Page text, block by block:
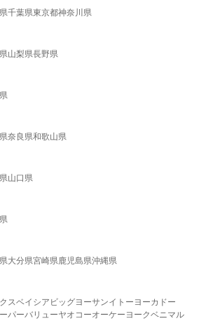
千葉県東京都神奈川県
山梨県長野県
奈良県和歌山県
山口県
大分県宮崎県鹿児島県沖縄県
スベイシア ビッグヨーサンイトーヨーカドー
パーバリューヤオコーオーケー ヨークベニマル